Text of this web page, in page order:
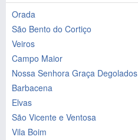
Orada
São Bento do Cortiço
Veiros
Campo Maior
Nossa Senhora Graça Degolados
Barbacena
Elvas
São Vicente e Ventosa
Vila Boim